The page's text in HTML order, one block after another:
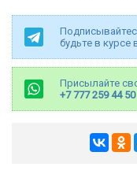
будьте в курсе
Присылайте
+7 777 259 44 50